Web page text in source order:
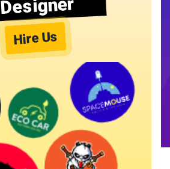
Designer
Hire Us